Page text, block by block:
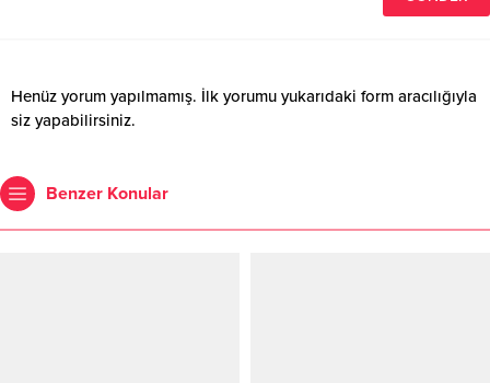
Henüz yorum yapılmamış. İlk yorumu yukarıdaki form aracılığıyla
siz yapabilirsiniz.
Benzer Konular